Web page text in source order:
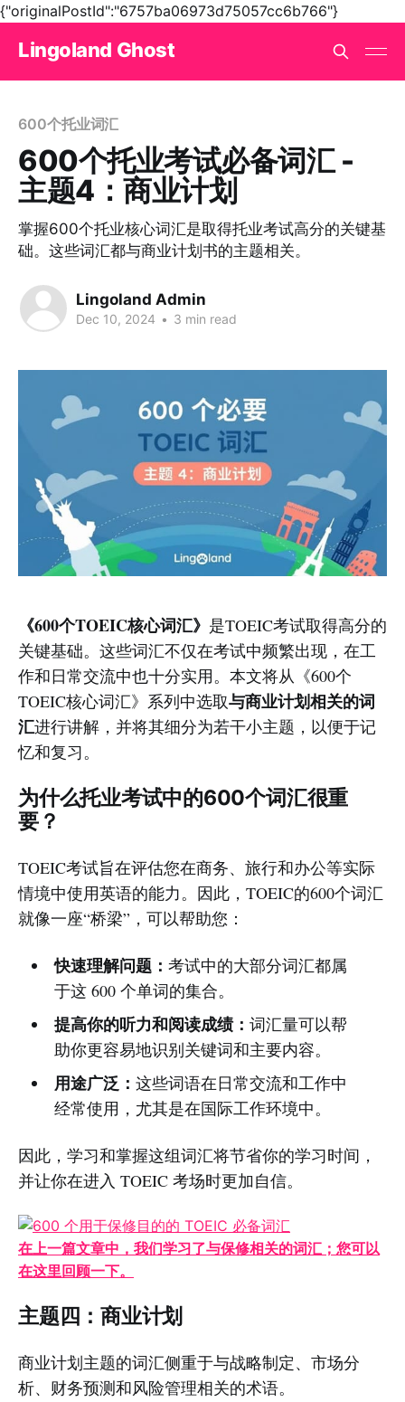
{"originalPostId":"6757ba06973d75057cc6b766"}
Lingoland Ghost
600个托业词汇
600个托业考试必备词汇 -
主题4：商业计划
掌握600个托业核心词汇是取得托业考试高分的关键基
础。这些词汇都与商业计划书的主题相关。
Lingoland Admin
Dec 10, 2024 • 3 min read
《600个TOEIC核心词汇》 是TOEIC考试取得高分的
关键基础。这些词汇不仅在考试中频繁出现，在工
作和日常交流中也十分实用。本文将从《600个
TOEIC核心词汇》系列中选取与商业计划相关的词
汇进行讲解，并将其细分为若干小主题，以便于记
忆和复习。
为什么托业考试中的600个词汇很重
要？
TOEIC考试旨在评估您在商务、旅行和办公等实际
情境中使用英语的能力。因此，TOEIC的600个词汇
就像一座“桥梁”，可以帮助您：
快速理解问题： 考试中的大部分词汇都属
于这 600 个单词的集合。
提高你的听力和阅读成绩： 词汇量可以帮
助你更容易地识别关键词和主要内容。
用途广泛： 这些词语在日常交流和工作中
经常使用，尤其是在国际工作环境中。
因此，学习和掌握这组词汇将节省你的学习时间，
并让你在进入 TOEIC 考场时更加自信。
在上一篇文章中，我们学习了与保修相关的词汇；您可以
在这里回顾一下。
主题四：商业计划
商业计划主题的词汇侧重于与战略制定、市场分
析、财务预测和风险管理相关的术语。